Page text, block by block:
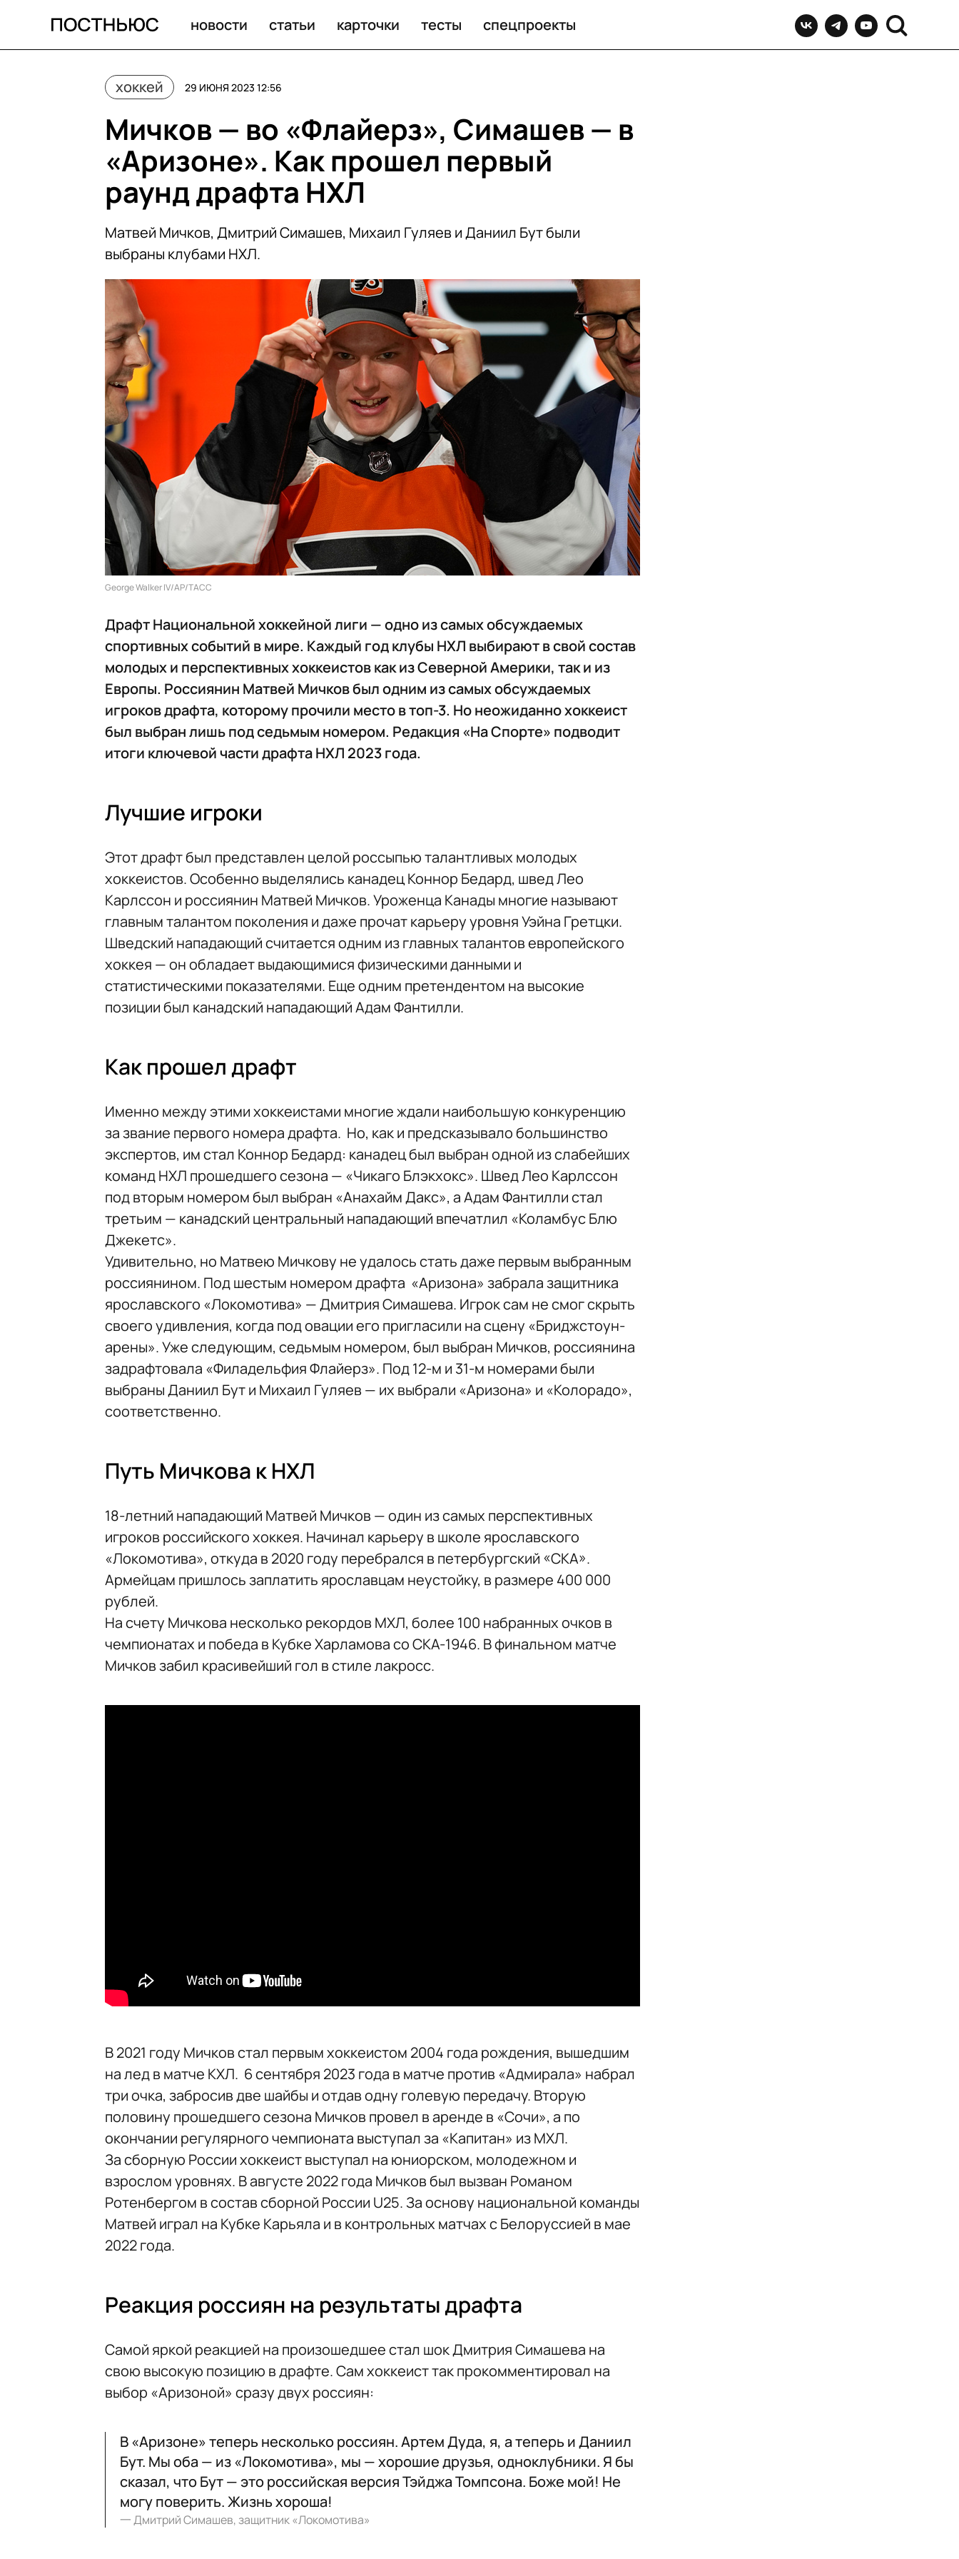
новости статьи карточки тесты спецпроекты
хоккей 29 ИЮНЯ 2023 12:56
Мичков — во «Флайерз», Симашев — в
«Аризоне». Как прошел первый
раунд драфта НХЛ
Матвей Мичков, Дмитрий Симашев, Михаил Гуляев и Даниил Бут были
выбраны клубами НХЛ.
George Walker IV/AP/ТАСС
Драфт Национальной хоккейной лиги — одно из самых обсуждаемых
спортивных событий в мире. Каждый год клубы НХЛ выбирают в свой состав
молодых и перспективных хоккеистов как из Северной Америки, так и из
Европы. Россиянин Матвей Мичков был одним из самых обсуждаемых
игроков драфта, которому прочили место в топ-3. Но неожиданно хоккеист
был выбран лишь под седьмым номером. Редакция «На Спорте» подводит
итоги ключевой части драфта НХЛ 2023 года.
Лучшие игроки
Этот драфт был представлен целой россыпью талантливых молодых
хоккеистов. Особенно выделялись канадец Коннор Бедард, швед Лео
Карлссон и россиянин Матвей Мичков. Уроженца Канады многие называют
главным талантом поколения и даже прочат карьеру уровня Уэйна Гретцки.
Шведский нападающий считается одним из главных талантов европейского
хоккея — он обладает выдающимися физическими данными и
статистическими показателями. Еще одним претендентом на высокие
позиции был канадский нападающий Адам Фантилли.
Как прошел драфт
Именно между этими хоккеистами многие ждали наибольшую конкуренцию
за звание первого номера драфта. Но, как и предсказывало большинство
экспертов, им стал Коннор Бедард: канадец был выбран одной из слабейших
команд НХЛ прошедшего сезона — «Чикаго Блэкхокс». Швед Лео Карлссон
под вторым номером был выбран «Анахайм Дакс», а Адам Фантилли стал
третьим — канадский центральный нападающий впечатлил «Коламбус Блю
Джекетс».
Удивительно, но Матвею Мичкову не удалось стать даже первым выбранным
россиянином. Под шестым номером драфта «Аризона» забрала защитника
ярославского «Локомотива» — Дмитрия Симашева. Игрок сам не смог скрыть
своего удивления, когда под овации его пригласили на сцену «Бриджстоун-
арены». Уже следующим, седьмым номером, был выбран Мичков, россиянина
задрафтовала «Филадельфия Флайерз». Под 12-м и 31-м номерами были
выбраны Даниил Бут и Михаил Гуляев — их выбрали «Аризона» и «Колорадо»,
соответственно.
Путь Мичкова к НХЛ
18-летний нападающий Матвей Мичков — один из самых перспективных
игроков российского хоккея. Начинал карьеру в школе ярославского
«Локомотива», откуда в 2020 году перебрался в петербургский «СКА».
Армейцам пришлось заплатить ярославцам неустойку, в размере 400 000
рублей.
На счету Мичкова несколько рекордов МХЛ, более 100 набранных очков в
чемпионатах и победа в Кубке Харламова со СКА-1946. В финальном матче
Мичков забил красивейший гол в стиле лакросс.
В 2021 году Мичков стал первым хоккеистом 2004 года рождения, вышедшим
на лед в матче КХЛ. 6 сентября 2023 года в матче против «Адмирала» набрал
три очка, забросив две шайбы и отдав одну голевую передачу. Вторую
половину прошедшего сезона Мичков провел в аренде в «Сочи», а по
окончании регулярного чемпионата выступал за «Капитан» из МХЛ.
За сборную России хоккеист выступал на юниорском, молодежном и
взрослом уровнях. В августе 2022 года Мичков был вызван Романом
Ротенбергом в состав сборной России U25. За основу национальной команды
Матвей играл на Кубке Карьяла и в контрольных матчах с Белоруссией в мае
2022 года.
Реакция россиян на результаты драфта
Самой яркой реакцией на произошедшее стал шок Дмитрия Симашева на
свою высокую позицию в драфте. Сам хоккеист так прокомментировал на
выбор «Аризоной» сразу двух россиян:
В «Аризоне» теперь несколько россиян. Артем Дуда, я, а теперь и Даниил
Бут. Мы оба — из «Локомотива», мы — хорошие друзья, одноклубники. Я бы
сказал, что Бут — это российская версия Тэйджа Томпсона. Боже мой! Не
могу поверить. Жизнь хороша!
一Дмитрий Симашев, защитник «Локомотива»